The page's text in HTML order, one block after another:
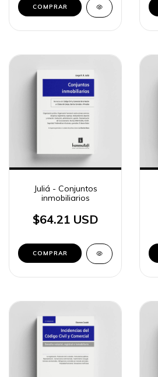
COMPRAR
Juliá - Conjuntos
inmobiliarios
$64.21 USD
COMPRAR